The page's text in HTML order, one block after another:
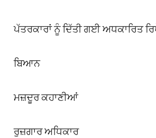
ਪੱਤਰਕਾਰਾਂ ਨੂੰ ਦਿੱਤੀ ਗਈ ਅਧਕਾਰਿਤ
ਬਿਆਨ
ਮਜ਼ਦੂਰ ਕਹਾਣੀਆਂ
ਰੁਜ਼ਗਾਰ ਅਧਿਕਾਰ